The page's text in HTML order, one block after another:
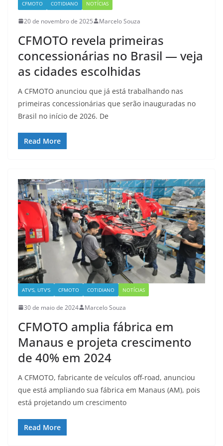
CFMOTO COTIDIANO NOTÍCIAS
20 de novembro de 2025 Marcelo Souza
CFMOTO revela primeiras
concessionárias no Brasil — veja
as cidades escolhidas
A CFMOTO anunciou que já está trabalhando nas
primeiras concessionárias que serão inauguradas no
Brasil no início de 2026. De
Read More
ATV'S, UTV'S CFMOTO COTIDIANO NOTÍCIAS
30 de maio de 2024 Marcelo Souza
CFMOTO amplia fábrica em
Manaus e projeta crescimento
de 40% em 2024
A CFMOTO, fabricante de veículos off-road, anunciou
que está ampliando sua fábrica em Manaus (AM), pois
está projetando um crescimento
Read More